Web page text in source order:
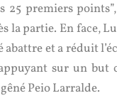
25 premiers
la partie. En face,
abattre et a réduit
sur un but
Peio Larralde.